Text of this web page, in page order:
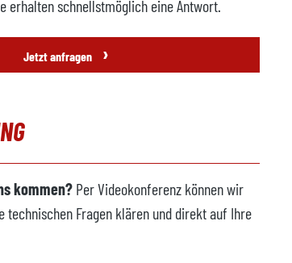
erhalten schnellstmöglich eine Antwort.
Jetzt anfragen ›
kommen? Per Videokonferenz können wir
technischen Fragen klären und direkt auf Ihre